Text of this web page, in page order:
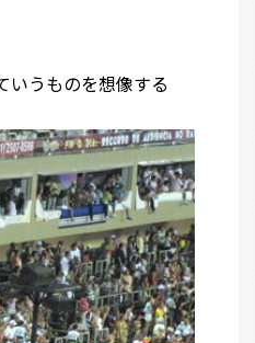
いうものを想像する